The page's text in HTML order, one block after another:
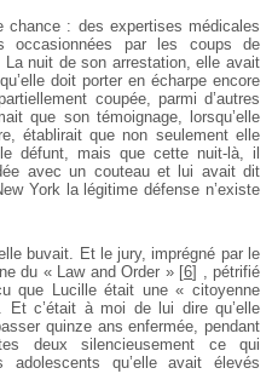
chance : des expertises médicales
occasionnées par les coups de
La nuit de son arrestation, elle avait
doit porter en écharpe encore
coupée, parmi d’autres
que son témoignage, lorsqu’elle
établirait que non seulement elle
défunt, mais que cette nuit-là, il
avec un couteau et lui avait dit
York la légitime défense n’existe
buvait. Et le jury, imprégné par le
du « Law and Order »[6] , pétrifié
que Lucille était une « citoyenne
Et c’était à moi de lui dire qu’elle
quinze ans enfermée, pendant
deux silencieusement ce qui
qu’elle avait élevés